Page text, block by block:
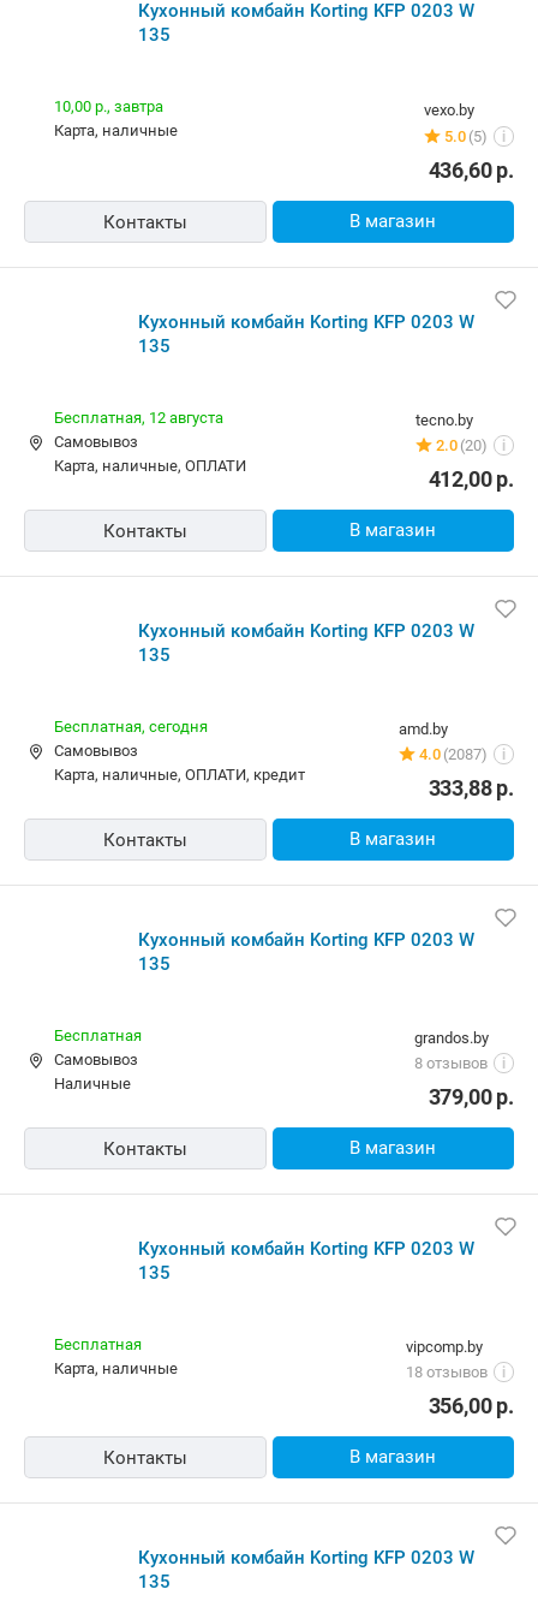
Кухонный комбайн Korting KFP 0203 W
135
vexo.by
5.0 (5) i
10,00 р., завтра
карта, наличные
436,60р.
Контакты В магазин
Кухонный комбайн Korting KFP 0203 W
135
tecno.by
2.0 (20) i
Бесплатная, 12 августа
Самовывоз
карта, наличные, ОПЛАТИ
412,00р.
Контакты В магазин
Кухонный комбайн Korting KFP 0203 W
135
amd.by
4.0 (2087) i
Бесплатная, сегодня
Самовывоз
карта, наличные, ОПЛАТИ, кредит
333,88р.
Контакты В магазин
Кухонный комбайн Korting KFP 0203 W
135
grandos.by
8 отзывов
i
Бесплатная
Самовывоз
наличные
379,00р.
Контакты В магазин
Кухонный комбайн Korting KFP 0203 W
135
vipcomp.by
18 отзывов
i
Бесплатная
карта, наличные
356,00р.
Контакты В магазин
Кухонный комбайн Korting KFP 0203 W
135